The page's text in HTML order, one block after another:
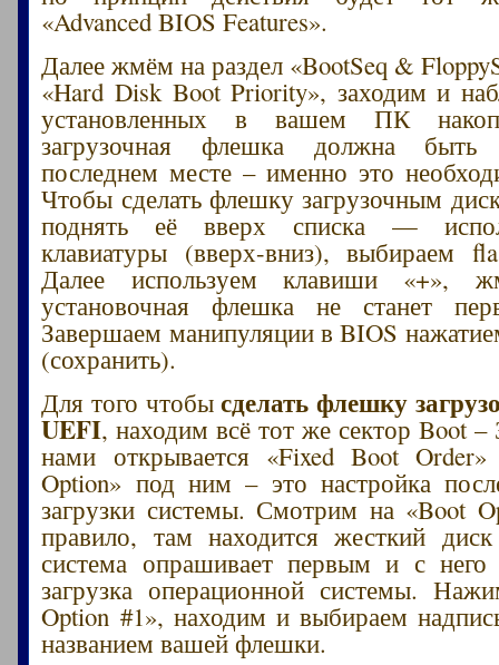
«Advanced BIOS Features».
Далее жмём на раздел «BootSeq &
«Hard Disk Boot Priority», заходим и
установленных в вашем ПК
загрузочная флешка должна
последнем месте – именно это
Чтобы сделать флешку загрузочным
поднять её вверх списка —
клавиатуры (вверх-вниз), выбираем
Далее используем клавиши
установочная флешка не станет
Завершаем манипуляции в BIOS
(сохранить).
Для того чтобысделать флешку
UEFI, находим всё тот же сектор Boot –
нами открывается «Fixed Boot
Option» под ним – это настройка
загрузки системы. Смотрим на «Boot
правило, там находится жесткий
система опрашивает первым и с него
загрузка операционной системы.
Option #1», находим и выбираем
названием вашей флешки.